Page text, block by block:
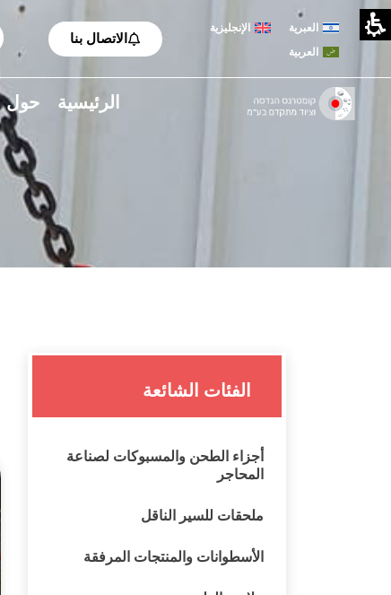
العبرية
الإنجليزية
العربية
الاتصال بنا
الرئيسية حول
الفئات الشائعة
أجزاء الطحن والمسبوكات لصناعة
المحاجر
ملحقات للسير الناقل
الأسطوانات والمنتجات المرفقة